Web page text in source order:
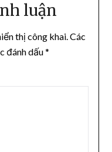
luận
thị công khai.Các
đánh dấu*